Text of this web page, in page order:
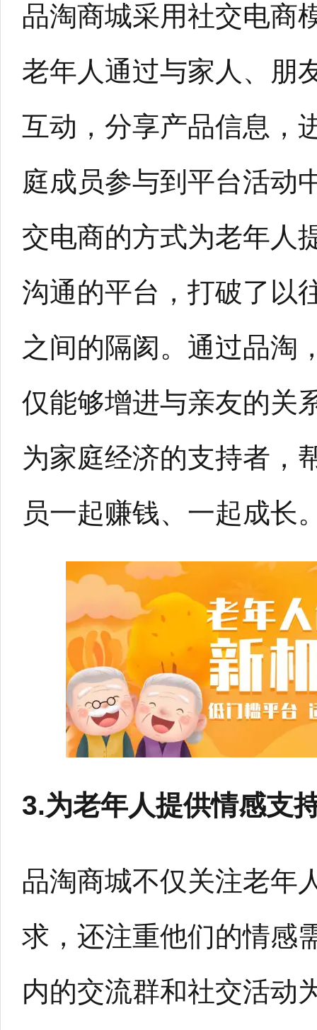
品淘商城采用社交电商
老年人通过与家人、朋
互动，分享产品信息，
庭成员参与到平台活动
交电商的方式为老年人
沟通的平台，打破了以
之间的隔阂。通过品淘
仅能够增进与亲友的关
为家庭经济的支持者，
员一起赚钱、一起成长
3.为老年人提供情感支
品淘商城不仅关注老年
求，还注重他们的情感
内的交流群和社交活动